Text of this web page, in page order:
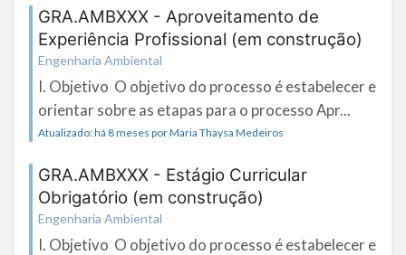
GRA.AMBXXX - Aproveitamento de
Experiência Profissional (em construção)
Engenharia Ambiental
I. Objetivo O objetivo do processo é estabelecer e
orientar sobre as etapas para o processo Apr...
Atualizado: há 8 meses por Maria Thaysa Medeiros
GRA.AMBXXX - Estágio Curricular
Obrigatório (em construção)
Engenharia Ambiental
I. Objetivo O objetivo do processo é estabelecer e